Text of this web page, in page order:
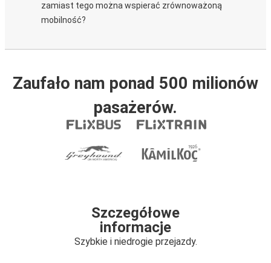
zamiast tego można wspierać zrównoważoną
mobilność?
Zaufało nam ponad 500 milionów
pasażerów.
Szczegółowe
informacje
Szybkie i niedrogie przejazdy.